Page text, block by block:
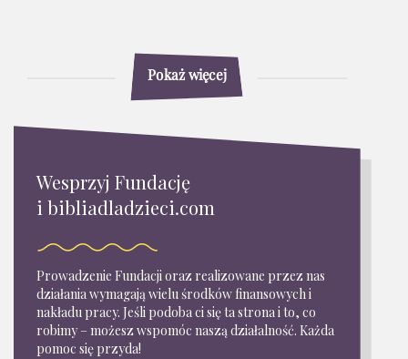
Pokaż więcej
Wesprzyj Fundację
i bibliadladzieci.com
Prowadzenie Fundacji oraz realizowane przez nas
działania wymagają wielu środków finansowych i
nakładu pracy. Jeśli podoba ci się ta strona i to, co
robimy – możesz wspomóc naszą działalność. Każda
pomoc się przyda!